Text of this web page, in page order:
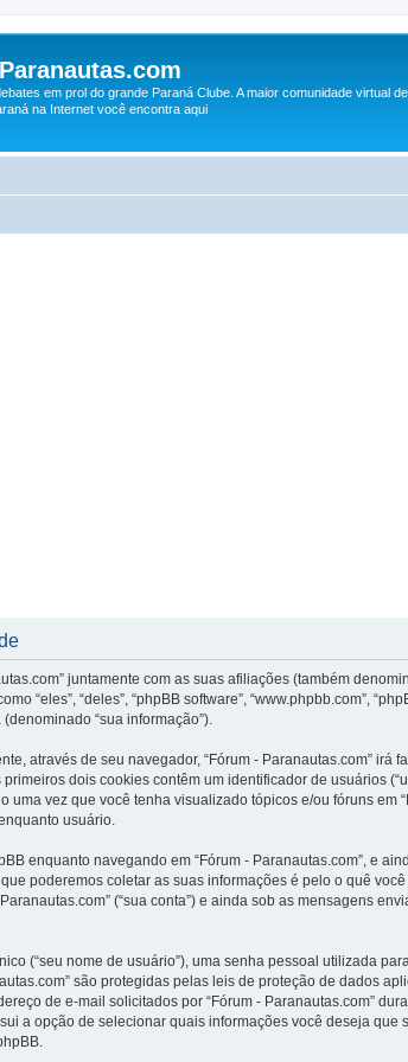
em prol do grande Paraná Clube. A maior comunidade virtual de
na Internet você encontra aqui
juntamente com as suas afiliações (também
“eles”, “deles”, “phpBB software”, “www.phpbb.com”,
“sua informação”).
através de seu navegador, “Fórum - Paranautas.com”
dois cookies contêm um identificador de usuários
vez que você tenha visualizado tópicos e/ou fóruns em
usuário.
enquanto navegando em “Fórum - Paranautas.com”, e
poderemos coletar as suas informações é pelo o quê
(“sua conta”) e ainda sob as mensagens
(“seu nome de usuário”), uma senha pessoal utilizada
são protegidas pelas leis de proteção de dados
de e-mail solicitados por “Fórum - Paranautas.com”
a opção de selecionar quais informações você deseja